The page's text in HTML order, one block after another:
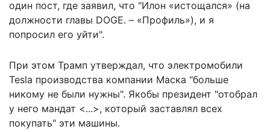
один пост, где заявил, что "Илон «истощался» (на
должности главы DOGE. – «Профиль»), и я
попросил его уйти".
При этом Трамп утверждал, что электромобили
Tesla производства компании Маска "больше
никому не были нужны". Якобы президент "отобрал
у него мандат <...>, который заставлял всех
покупать" эти машины.